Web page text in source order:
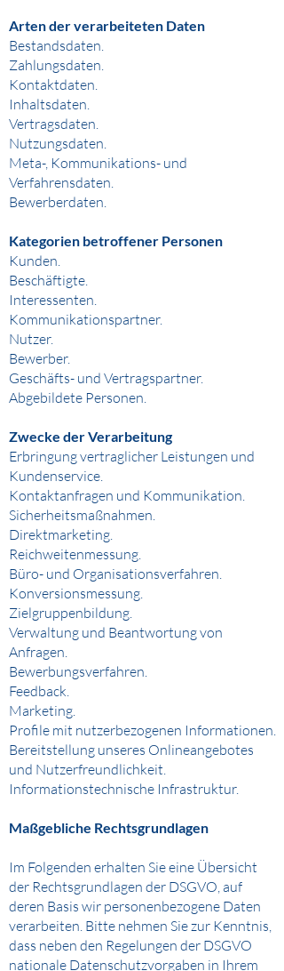
Arten der verarbeiteten Daten
Bestandsdaten.
Zahlungsdaten.
Kontaktdaten.
Inhaltsdaten.
Vertragsdaten.
Nutzungsdaten.
Meta-, Kommunikations- und
Verfahrensdaten.
Bewerberdaten.
Kategorien betroffener Personen
Kunden.
Beschäftigte.
Interessenten.
Kommunikationspartner.
Nutzer.
Bewerber.
Geschäfts- und Vertragspartner.
Abgebildete Personen.
Zwecke der Verarbeitung
Erbringung vertraglicher Leistungen und
Kundenservice.
Kontaktanfragen und Kommunikation.
Sicherheitsmaßnahmen.
Direktmarketing.
Reichweitenmessung.
Büro- und Organisationsverfahren.
Konversionsmessung.
Zielgruppenbildung.
Verwaltung und Beantwortung von
Anfragen.
Bewerbungsverfahren.
Feedback.
Marketing.
Profile mit nutzerbezogenen Informationen.
Bereitstellung unseres Onlineangebotes
und Nutzerfreundlichkeit.
Informationstechnische Infrastruktur.
Maßgebliche Rechtsgrundlagen
Im Folgenden erhalten Sie eine Übersicht
der Rechtsgrundlagen der DSGVO, auf
deren Basis wir personenbezogene Daten
verarbeiten. Bitte nehmen Sie zur Kenntnis,
dass neben den Regelungen der DSGVO
nationale Datenschutzvorgaben in Ihrem